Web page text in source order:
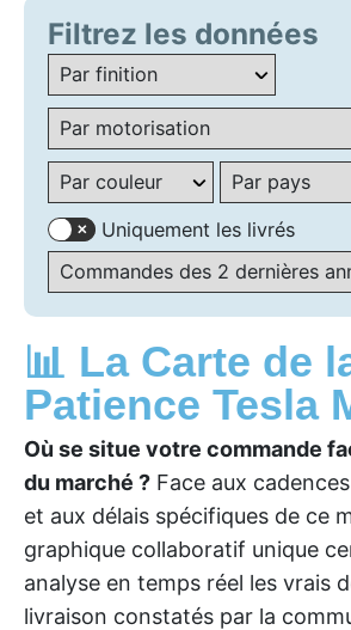
Filtrez les données
Uniquement les livrés
📊 La Carte de
Patience Tesla
Où se situe votre commande
du marché ? Face aux
et aux délais spécifiques de ce
graphique collaboratif unique
analyse en temps réel les vrais
livraison constatés par la